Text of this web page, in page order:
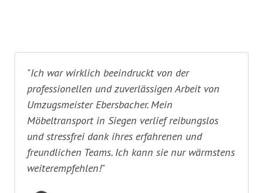
"Ich war wirklich beeindruckt von der
professionellen und zuverlässigen Arbeit von
Umzugsmeister Ebersbacher. Mein
Möbeltransport in Siegen verlief reibungslos
und stressfrei dank ihres erfahrenen und
freundlichen Teams. Ich kann sie nur wärmstens
weiterempfehlen!"